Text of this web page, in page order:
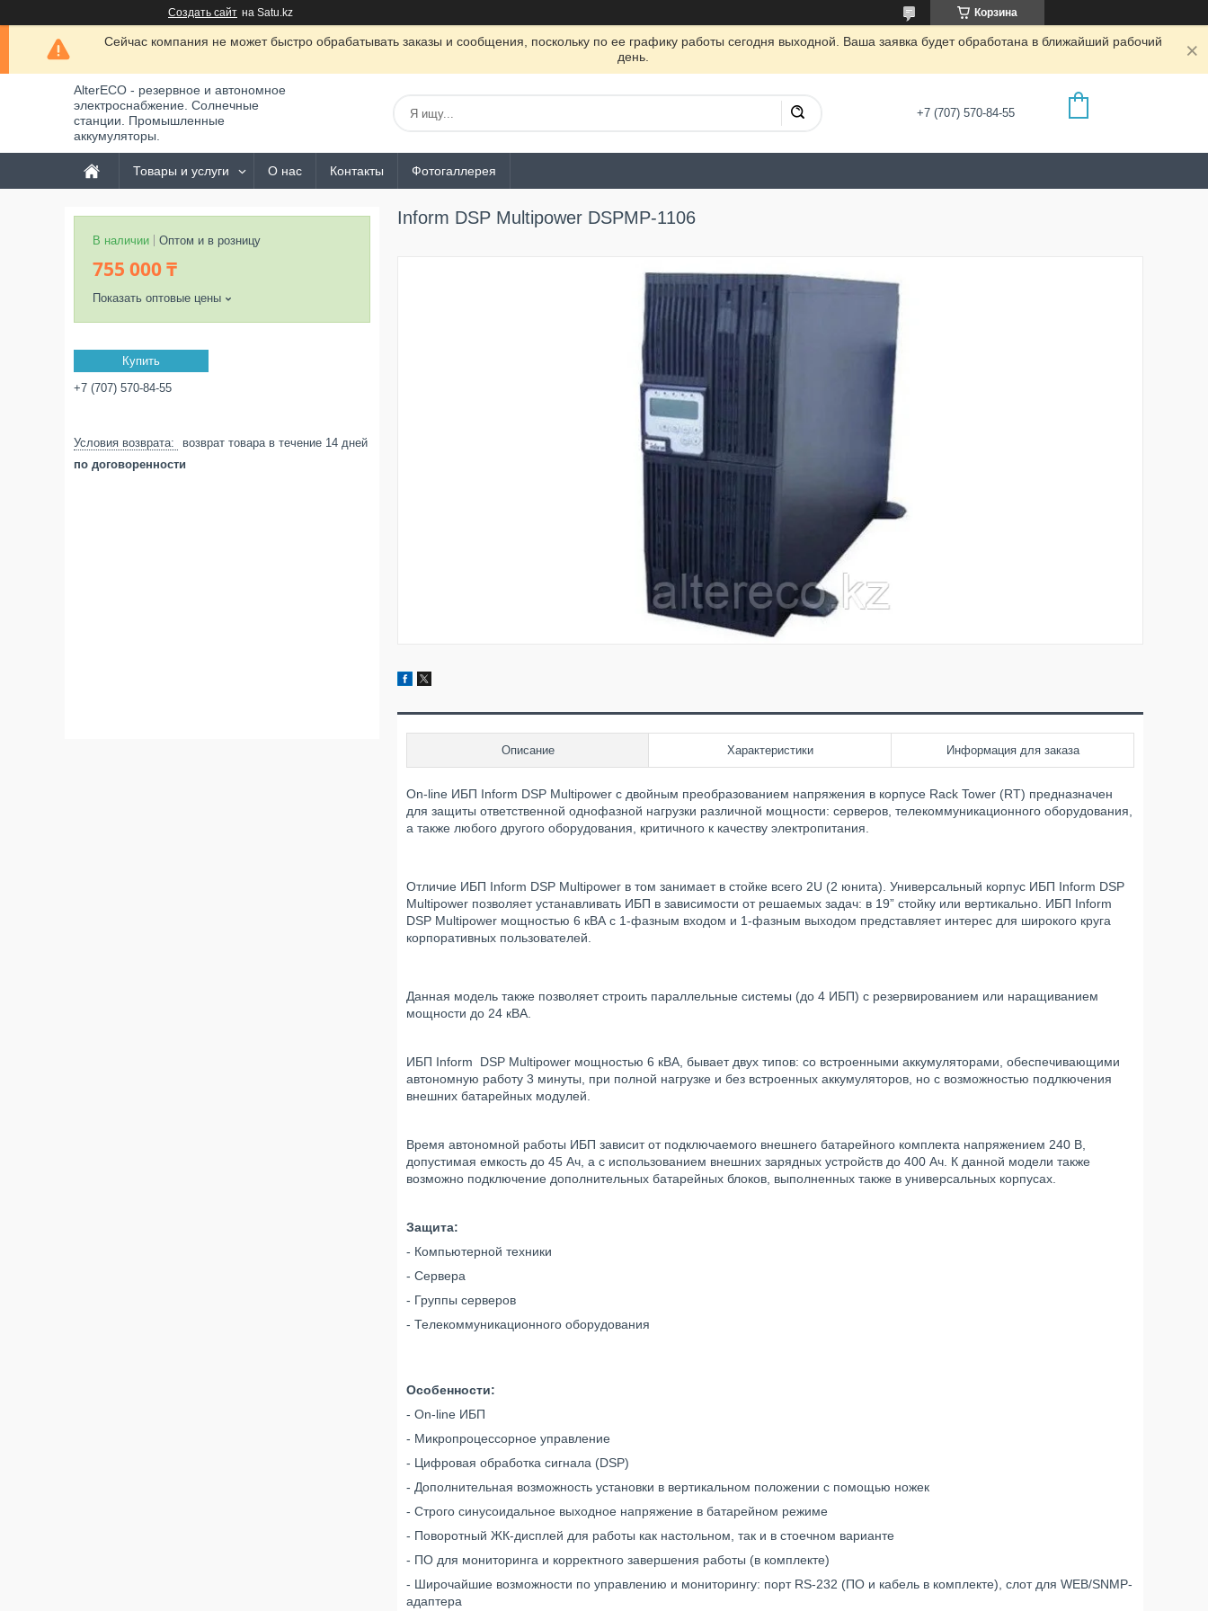
Создать сайт на Satu.kz Корзина
Сейчас компания не может быстро обрабатывать заказы и сообщения, поскольку по ее графику работы сегодня выходной. Ваша заявка будет обработана в ближайший рабочий
день.
AlterECO - резервное и автономное
электроснабжение. Солнечные
станции. Промышленные
аккумуляторы.
+7 (707) 570-84-55
Товары и услуги О нас Контакты Фотогаллерея
Inform DSP Multipower DSPMP-1106
Описание Характеристики Информация для заказа
On-line ИБП Inform DSP Multipower с двойным преобразованием напряжения в корпусе Rack Tower (RT) предназначен
для защиты ответственной однофазной нагрузки различной мощности: серверов, телекоммуникационного оборудования,
а также любого другого оборудования, критичного к качеству электропитания.
Отличие ИБП Inform DSP Multipower в том занимает в стойке всего 2U (2 юнита). Универсальный корпус ИБП Inform DSP
Multipower позволяет устанавливать ИБП в зависимости от решаемых задач: в 19” стойку или вертикально. ИБП Inform
DSP Multipower мощностью 6 кВА с 1-фазным входом и 1-фазным выходом представляет интерес для широкого круга
корпоративных пользователей.
Данная модель также позволяет строить параллельные системы (до 4 ИБП) с резервированием или наращиванием
мощности до 24 кВА.
ИБП Inform DSP Multipower мощностью 6 кВА, бывает двух типов: со встроенными аккумуляторами, обеспечивающими
автономную работу 3 минуты, при полной нагрузке и без встроенных аккумуляторов, но с возможностью подлкючения
внешних батарейных модулей.
Время автономной работы ИБП зависит от подключаемого внешнего батарейного комплекта напряжением 240 В,
допустимая емкость до 45 Ач, а с использованием внешних зарядных устройств до 400 Ач. К данной модели также
возможно подключение дополнительных батарейных блоков, выполненных также в универсальных корпусах.
Защита:
- Компьютерной техники
- Сервера
- Группы серверов
- Телекоммуникационного оборудования
Особенности:
- On-line ИБП
- Микропроцессорное управление
- Цифровая обработка сигнала (DSP)
- Дополнительная возможность установки в вертикальном положении с помощью ножек
- Строго синусоидальное выходное напряжение в батарейном режиме
- Поворотный ЖК-дисплей для работы как настольном, так и в стоечном варианте
- ПО для мониторинга и корректного завершения работы (в комплекте)
- Широчайшие возможности по управлению и мониторингу: порт RS-232 (ПО и кабель в комплекте), слот для WEB/SNMP-
адаптера
В наличии Оптом и в розницу
755 000 ₸
Показать оптовые цены
Купить
+7 (707) 570-84-55
возврат товара в течение 14 дней
по договоренности